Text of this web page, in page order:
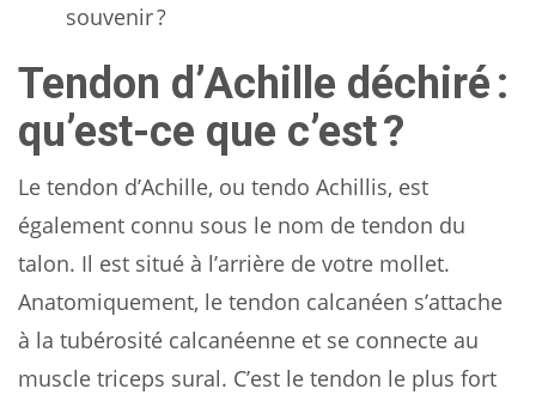
souvenir ?
Tendon d’Achille déchiré :
qu’est-ce que c’est ?
Le tendon d’Achille, ou tendo Achillis, est
également connu sous le nom de tendon du
talon. Il est situé à l’arrière de votre mollet.
Anatomiquement, le tendon calcanéen s’attache
à la tubérosité calcanéenne et se connecte au
muscle triceps sural. C’est le tendon le plus fort